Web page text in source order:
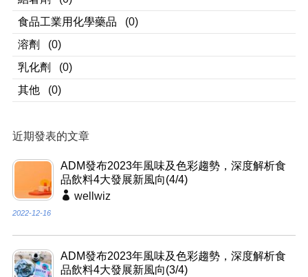
食品工業用化學藥品
(0)
溶劑
(0)
乳化劑
(0)
其他
(0)
近期發表的文章
ADM發布2023年風味及色彩趨勢，深度解析食
品飲料4大發展新風向(4/4)
wellwiz
2022-12-16
ADM發布2023年風味及色彩趨勢，深度解析食
品飲料4大發展新風向(3/4)